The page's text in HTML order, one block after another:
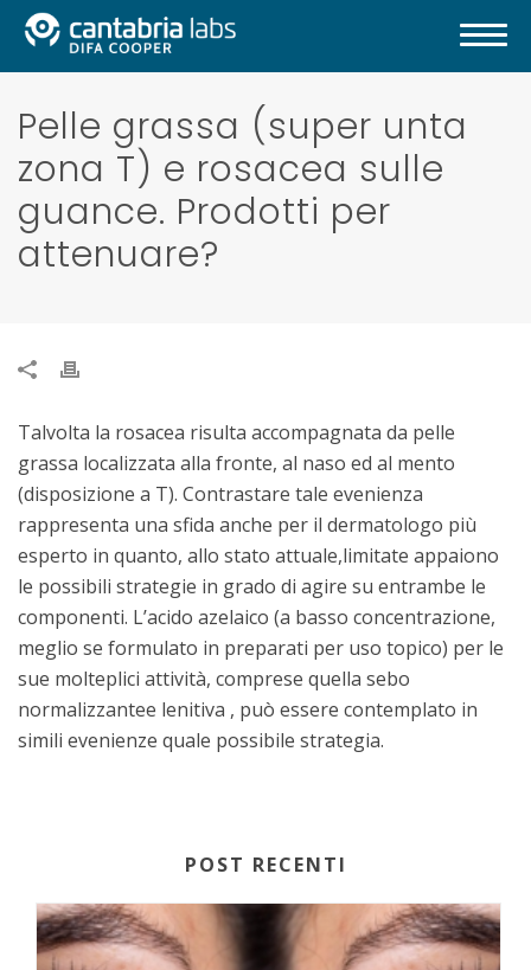
Pelle grassa (super unta
zona T) e rosacea sulle
guance. Prodotti per
attenuare?
Talvolta la rosacea risulta accompagnata da pelle
grassa localizzata alla fronte, al naso ed al mento
(disposizione a T). Contrastare tale evenienza
rappresenta una sfida anche per il dermatologo più
esperto in quanto, allo stato attuale,limitate appaiono
le possibili strategie in grado di agire su entrambe le
componenti. L’acido azelaico (a basso concentrazione,
meglio se formulato in preparati per uso topico) per le
sue molteplici attività, comprese quella sebo
normalizzantee lenitiva , può essere contemplato in
simili evenienze quale possibile strategia.
POST RECENTI